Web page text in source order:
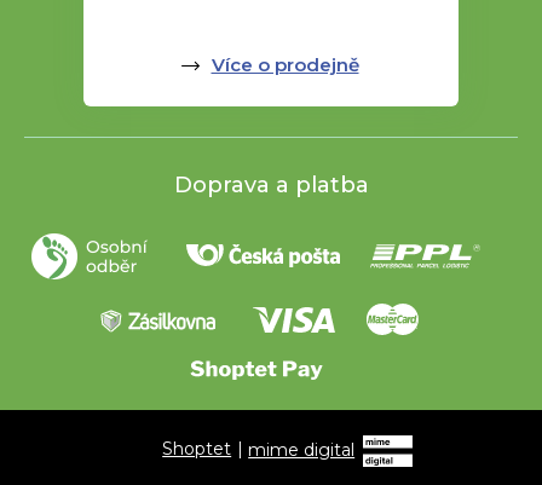
Více o prodejně
Doprava a platba
Shoptet |mime digital